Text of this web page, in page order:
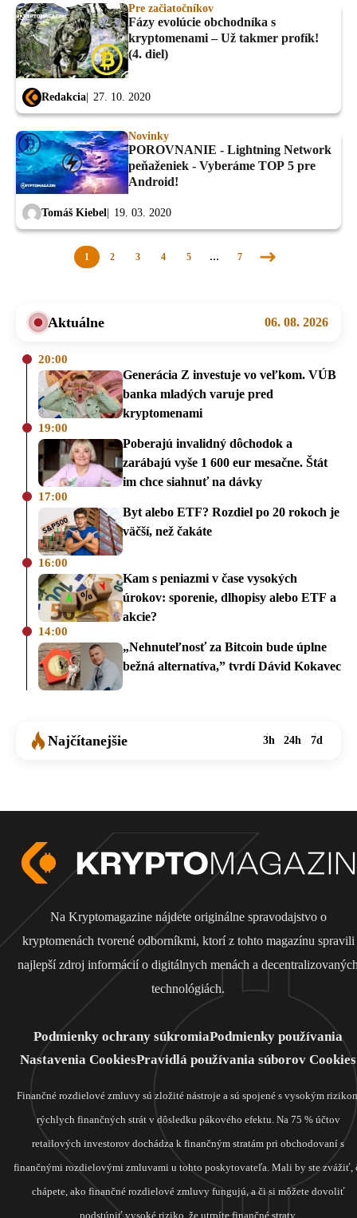
Pre začiatočníkov
Fázy evolúcie obchodníka s
kryptomenami – Už takmer profík!
(4. diel)
Redakcia 27. 10. 2020
Novinky
POROVNANIE - Lightning Network
peňaženiek - Vyberáme TOP 5 pre
Android!
Tomáš Kiebel 19. 03. 2020
1 2 3 4 5 … 7
Nasledujúca
Aktuálne 06. 08. 2026
20:00
Generácia Z investuje vo veľkom. VÚB
banka mladých varuje pred
kryptomenami
19:00
Poberajú invalidný dôchodok a
zarábajú vyše 1 600 eur mesačne. Štát
im chce siahnuť na dávky
17:00
Byt alebo ETF? Rozdiel po 20 rokoch je
väčší, než čakáte
16:00
Kam s peniazmi v čase vysokých
úrokov: sporenie, dlhopisy alebo ETF a
akcie?
14:00
„Nehnuteľnosť za Bitcoin bude úplne
bežná alternatíva,” tvrdí Dávid Kokavec
Najčítanejšie 3h 24h 7d
Na Kryptomagazine nájdete originálne spravodajstvo o
kryptomenách tvorené odborníkmi, ktorí z tohto magazínu spravili
najlepší zdroj informácií o digitálnych menách a
technológiách.
Podmienky ochrany súkromiaPodmienky používania
Nastavenia CookiesPravidlá používania súborov Cookies
Finančné rozdielové zmluvy sú zložité nástroje a sú spojené s vysokým
rýchlych finančných strát v dôsledku pákového efektu. Na 75 % účtov
retailových investorov dochádza k finančným stratám pri obchodovaní s
finančnými rozdielovými zmluvami u tohto poskytovateľa. Mali by ste zvážiť,
chápete, ako finančné rozdielové zmluvy fungujú, a či si môžete dovoliť
podstúpiť vysoké riziko, že utrpíte finančné straty.